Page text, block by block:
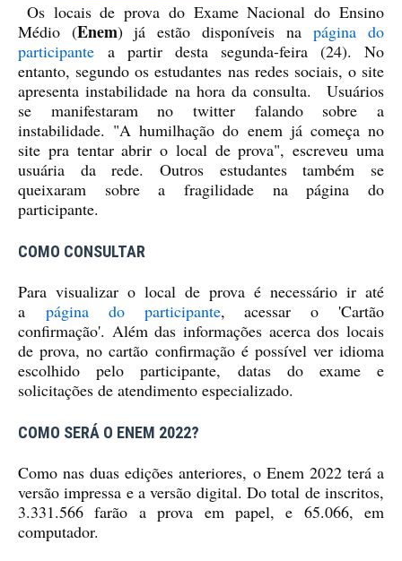
Os locais de prova do Exame Nacional do Ensino
Médio (Enem) já estão disponíveis na página do
participante
a partir desta segunda-feira (24). No
entanto, segundo os estudantes nas redes sociais, o site
apresenta instabilidade na hora da consulta. Usuários
se manifestaram no twitter falando sobre a
instabilidade. "A humilhação do enem já começa no
site pra tentar abrir o local de prova", escreveu uma
usuária da rede. Outros estudantes também se
queixaram sobre a fragilidade na página do
participante.
COMO CONSULTAR
Para visualizar o local de prova é necessário ir até
a página do participante, acessar o 'Cartão
confirmação'. Além das informações acerca dos locais
de prova, no cartão confirmação é possível ver idioma
escolhido pelo participante, datas do exame e
solicitações de atendimento especializado.
COMO SERÁ O ENEM 2022?
Como nas duas edições anteriores, o Enem 2022 terá a
versão impressa e a versão digital. Do total de inscritos,
3.331.566 farão a prova em papel, e 65.066, em
computador.